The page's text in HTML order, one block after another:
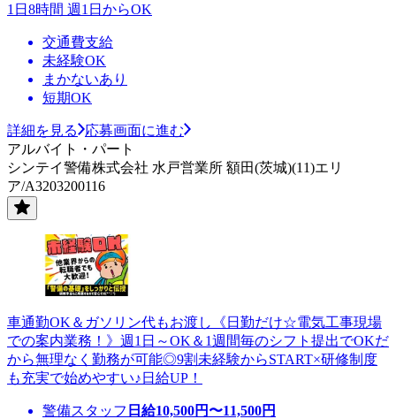
1日8時間 週1日からOK
交通費支給
未経験OK
まかないあり
短期OK
詳細を見る
応募画面に進む
アルバイト・パート
シンテイ警備株式会社 水戸営業所 額田(茨城)(11)エリ
ア/A3203200116
車通勤OK＆ガソリン代もお渡し《日勤だけ☆電気工事現場
での案内業務！》週1日～OK＆1週間毎のシフト提出でOKだ
から無理なく勤務が可能◎9割未経験からSTART×研修制度
も充実で始めやすい♪日給UP！
警備スタッフ 日給10,500円〜11,500円